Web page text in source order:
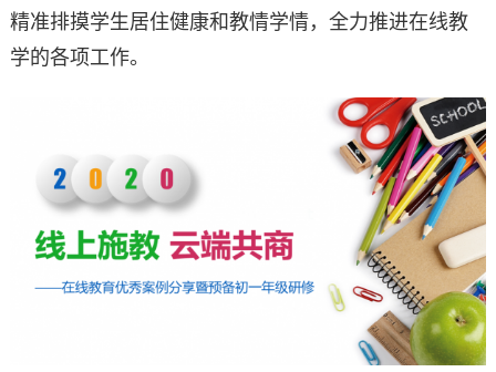
精准排摸学生居住健康和教情学情，全力推进在线教
学的各项工作。